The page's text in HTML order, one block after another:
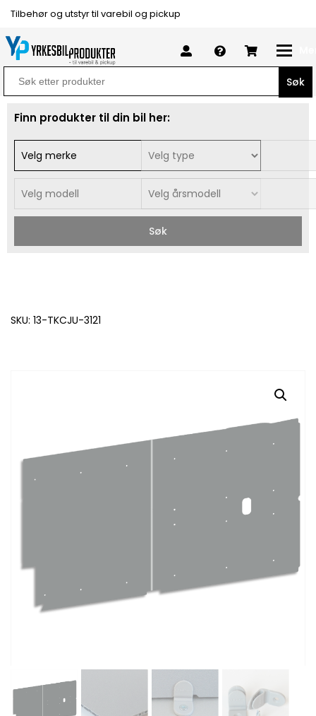
Tilbehør og utstyr til varebil og pickup
Search
for:
Finn produkter til din bil her:
Søk
SKU: 13-TKCJU-3121